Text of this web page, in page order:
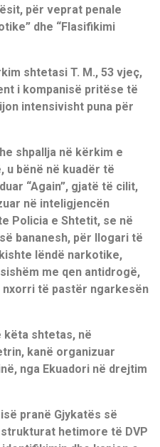
për veprat penale
dhe “Flasifikimi
shtetasi T. M., 53 vjeç,
i kompanisë pritëse të
intensivisht puna për
shpallja në kërkim e
u bënë në kuadër të
“Again”, gjatë të cilit,
në inteligjencën
Policia e Shtetit, se në
bananesh, për llogari të
lëndë narkotike,
me qen antidrogë,
të pastër ngarkesën
këta shtetas, në
kanë organizuar
nga Ekuadori në drejtim
pranë Gjykatës së
hetimore të DVP